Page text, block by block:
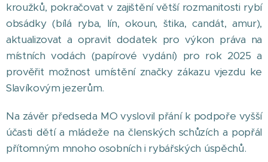
kroužků, pokračovat v zajištění větší rozmanitosti rybí
obsádky (bílá ryba, lín, okoun, štika, candát, amur),
aktualizovat a opravit dodatek pro výkon práva na
místních vodách (papírové vydání) pro rok 2025 a
prověřit možnost umístění značky zákazu vjezdu ke
Slavíkovým jezerům.
Na závěr předseda MO vyslovil přání k podpoře vyšší
účasti dětí a mládeže na členských schůzích a popřál
přítomným mnoho osobních i rybářských úspěchů.